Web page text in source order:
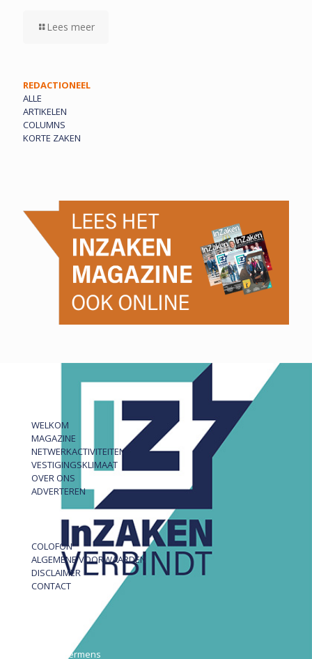
Lees meer
REDACTIONEEL
ALLE
ARTIKELEN
COLUMNS
KORTE ZAKEN
WELKOM
MAGAZINE
NETWERKACTIVITEITEN
VESTIGINGSKLIMAAT
OVER ONS
ADVERTEREN
COLOFON
ALGEMENE VOORWAARDEN
DISCLAIMER
CONTACT
Robert Hermens